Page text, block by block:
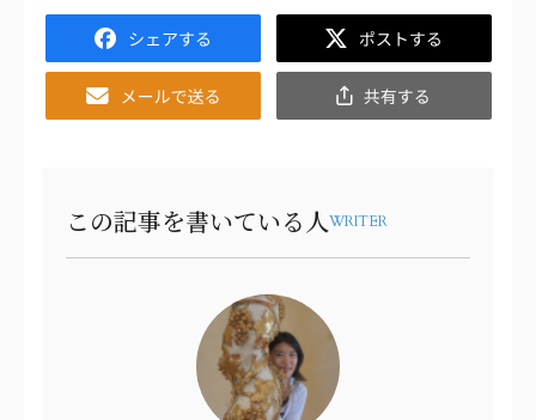
Facebook
Twitter
Email
共
有
この記事を書いている人WRITER